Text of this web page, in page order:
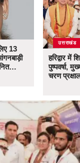
13
उत्तराखंड
हरिद्वार में
पुष्पवर्षा,
चरण